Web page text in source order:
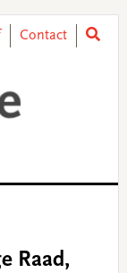
Contact
Raad,